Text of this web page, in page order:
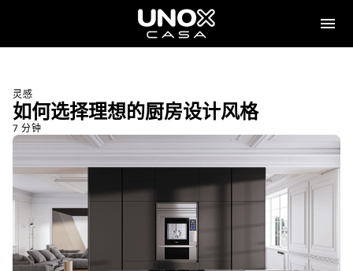
灵感
如何选择理想的厨房设计风格
7 分钟